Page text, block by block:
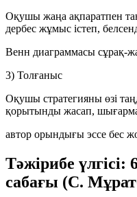
Оқушы жаңа ақпаратпен
дербес жұмыс істеп,
Венн диаграммасы сұрақ-
3) Толғаныс
Оқушы стратегияны өзі
қорытынды жасап,
автор орындығы эссе бес
Тәжірибе
сабағы (С.